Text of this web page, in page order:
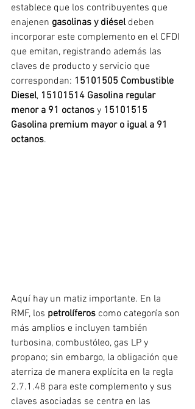
establece que los contribuyentes que
enajenen gasolinas y diésel deben
incorporar este complemento en el CFDI
que emitan, registrando además las
claves de producto y servicio que
correspondan: 15101505 Combustible
Diesel, 15101514 Gasolina regular
menor a 91 octanos y 15101515
Gasolina premium mayor o igual a 91
octanos.
Aquí hay un matiz importante. En la
RMF, los petrolíferos como categoría son
más amplios e incluyen también
turbosina, combustóleo, gas LP y
propano; sin embargo, la obligación que
aterriza de manera explícita en la regla
2.7.1.48 para este complemento y sus
claves asociadas se centra en las